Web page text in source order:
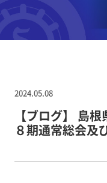
2024.05.08
【ブログ】 島
８期通常総会及